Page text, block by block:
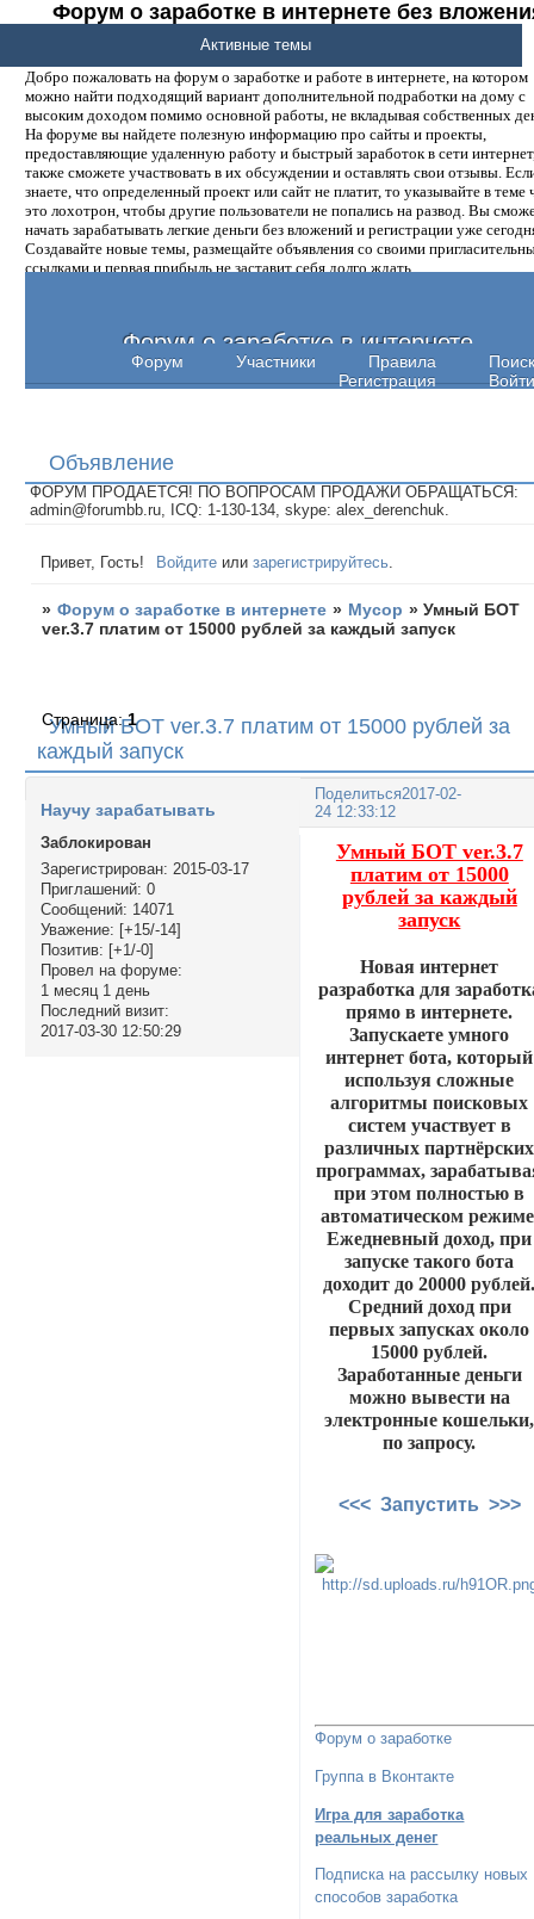
Форум о заработке в интернете без
денег.
Добро пожаловать на форум о заработке и работе в интернете, на котором
можно найти подходящий вариант дополнительной подработки на дому с
высоким доходом помимо основной работы, не вкладывая собственных
На форуме вы найдете полезную информацию про сайты и проекты,
предоставляющие удаленную работу и быстрый заработок в сети
также сможете участвовать в их обсуждении и оставлять свои отзывы.
знаете, что определенный проект или сайт не платит, то указывайте в теме
это лохотрон, чтобы другие пользователи не попались на развод. Вы
начать зарабатывать легкие деньги без вложений и регистрации уже
Создавайте новые темы, размещайте объявления со своими
ссылками и первая прибыль не заставит себя долго ждать.
Форум о заработке в интернете
Форум Участники Правила
Поиск
Регистрация
Войти
Активные темы
Объявление
ФОРУМ ПРОДАЕТСЯ! ПО ВОПРОСАМ ПРОДАЖИ ОБРАЩАТЬСЯ:
admin@forumbb.ru, ICQ: 1-130-134, skype: alex_derenchuk.
Привет, Гость! Войдите илизарегистрируйтесь
» Форум о заработке в интернете » Мусор »Умный БОТ
ver.3.7 платим от 15000 рублей за каждый запуск
Умный БОТ ver.3.7 платим от 15000 рублей за
каждый запуск
Страница:1
Поделиться2017-02-
24 12:33:12
Научу зарабатывать
Заблокирован
Зарегистрирован: 2015-03-17
Приглашений: 0
Сообщений: 14071
Уважение: [+15/-14]
Позитив: [+1/-0]
Провел на форуме:
1 месяц 1 день
Последний визит:
2017-03-30 12:50:29
Умный БОТ ver.3.7
платим от 15000
рублей за каждый
запуск
Новая интернет
разработка для
прямо в интернете.
Запускаете умного
интернет бота, который
используя сложные
алгоритмы поисковых
систем участвует в
различных партнёрских
программах,
при этом полностью в
автоматическом
Ежедневный доход, при
запуске такого бота
доходит до 20000
Средний доход при
первых запусках около
15000 рублей.
Заработанные деньги
можно вывести на
электронные кошельки,
по запросу.
<<< Запустить >>>
Форум о заработке
Группа в Вконтакте
Игра для заработка
реальных денег
Подписка на рассылку новых
способов заработка